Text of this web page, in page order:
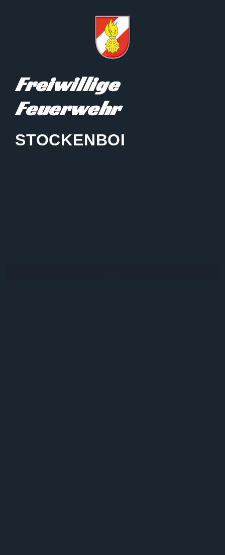
Freiwillige
Feuerwehr
STOCKENBOI